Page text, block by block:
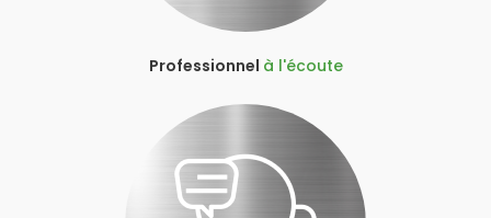
Professionnel à l'écoute